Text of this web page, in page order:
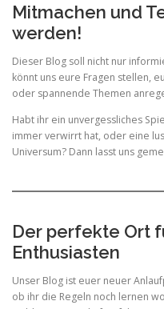
Mitmachen und
werden!
Dieser Blog soll nicht nur
könnt uns eure Fragen stellen,
oder spannende Themen
Habt ihr ein unvergessliches
immer verwirrt hat, oder eine
Universum? Dann lasst uns
Der perfekte Ort
Enthusiasten
Unser Blog ist euer neuer
ob ihr die Regeln noch lernen